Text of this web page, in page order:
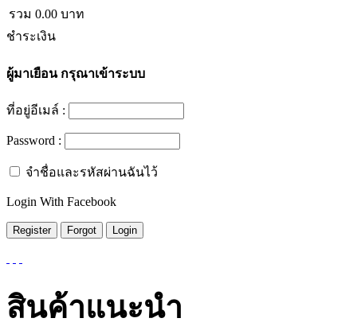
รวม 0.00 บาท
ชำระเงิน
ผู้มาเยือนกรุณาเข้าระบบ
ที่อยู่อีเมล์ :
Password :
จำชื่อและรหัสผ่านฉันไว้
Login With Facebook
สินค้าแนะนำ